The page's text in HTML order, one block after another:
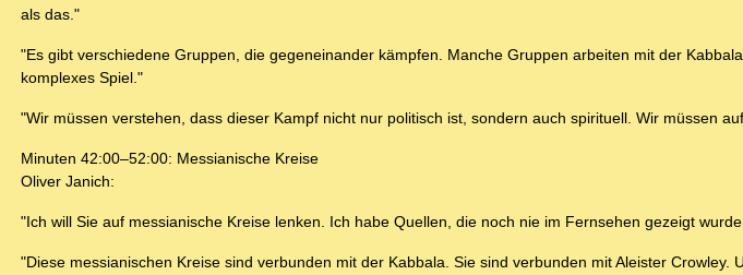
als das."
"Es gibt verschiedene Gruppen, die gegeneinander kämpfen. Manche Gruppen arbeiten mit der
komplexes Spiel."
"Wir müssen verstehen, dass dieser Kampf nicht nur politisch ist, sondern auch spirituell. Wir müssen
Minuten 42:00–52:00: Messianische Kreise
Oliver Janich:
"Ich will Sie auf messianische Kreise lenken. Ich habe Quellen, die noch nie im Fernsehen gezeigt
"Diese messianischen Kreise sind verbunden mit der Kabbala. Sie sind verbunden mit Aleister Crowley.